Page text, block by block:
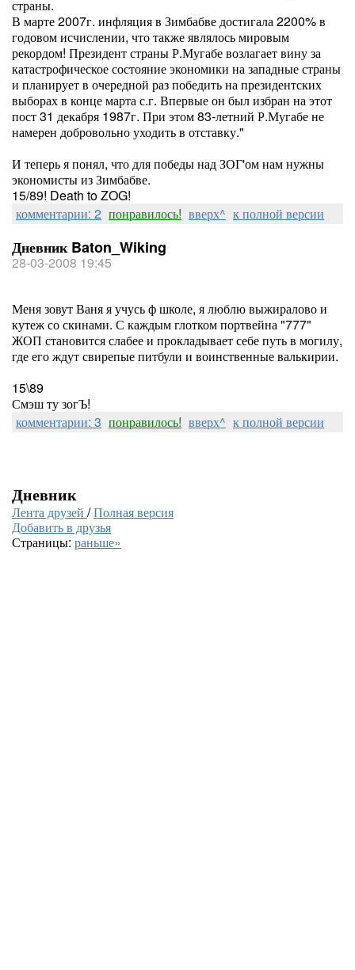
страны.
В марте 2007г. инфляция в Зимбабве достигала 2200% в
годовом исчислении, что также являлось мировым
рекордом! Президент страны Р.Мугабе возлагает вину за
катастрофическое состояние экономики на западные страны
и планирует в очередной раз победить на президентских
выборах в конце марта с.г. Впервые он был избран на этот
пост 31 декабря 1987г. При этом 83-летний Р.Мугабе не
намерен добровольно уходить в отставку."
И теперь я понял, что для победы над ЗОГ'ом нам нужны
экономисты из Зимбабве.
15/89! Death to ZOG!
комментарии: 2 понравилось! вверх^ к полной версии
Дневник Baton_Wiking
28-03-2008 19:45
Меня зовут Ваня я учусь ф школе, я люблю выжиралово и
кутеж со скинами. С каждым глотком портвейна "777"
ЖОП становится слабее и прокладывает себе путь в могилу,
где его ждут свирепые питбули и воинственные валькирии.
15\89
Смэш ту зогЪ!
комментарии: 3 понравилось! вверх^ к полной версии
Дневник
Лента друзей /Полная версия
Добавить в друзья
Страницы: раньше»